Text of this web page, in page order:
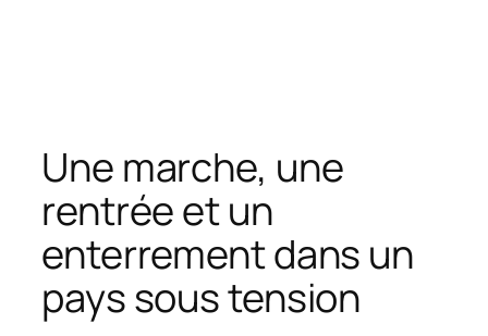
Une marche, une
rentrée et un
enterrement dans un
pays sous tension